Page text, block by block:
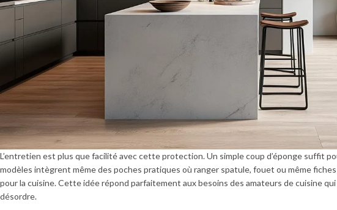
L’entretien est plus que facilité avec cette protection. Un simple coup d’éponge suffit
modèles intègrent même des poches pratiques où ranger spatule, fouet ou même
pour la cuisine. Cette idée répond parfaitement aux besoins des amateurs de cuisine
désordre.